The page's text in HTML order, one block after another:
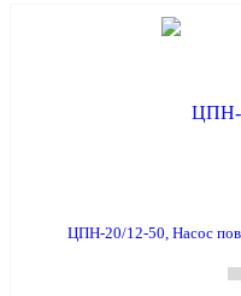
ЦПН-20/12-50, Насос